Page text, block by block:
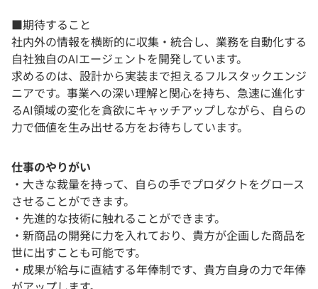
■期待すること
社内外の情報を横断的に収集・統合し、業務を自動化する
自社独自のAIエージェントを開発しています。
求めるのは、設計から実装まで担えるフルスタックエンジ
ニアです。事業への深い理解と関心を持ち、急速に進化す
るAI領域の変化を貪欲にキャッチアップしながら、自らの
力で価値を生み出せる方をお待ちしています。
仕事のやりがい
・大きな裁量を持って、自らの手でプロダクトをグロース
させることができます。
・先進的な技術に触れることができます。
・新商品の開発に力を入れており、貴方が企画した商品を
世に出すことも可能です。
・成果が給与に直結する年俸制です、貴方自身の力で年俸